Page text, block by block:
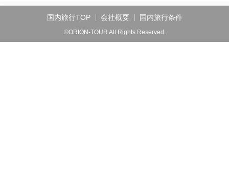
国内旅行TOP 会社概要 国内旅行条件
©ORION-TOUR All Rights Reserved.